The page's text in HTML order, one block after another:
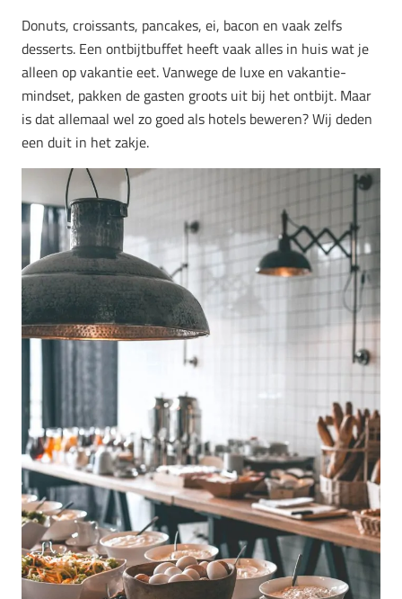
Donuts, croissants, pancakes, ei, bacon en vaak zelfs
desserts. Een ontbijtbuffet heeft vaak alles in huis wat je
alleen op vakantie eet. Vanwege de luxe en vakantie-
mindset, pakken de gasten groots uit bij het ontbijt. Maar
is dat allemaal wel zo goed als hotels beweren? Wij deden
een duit in het zakje.